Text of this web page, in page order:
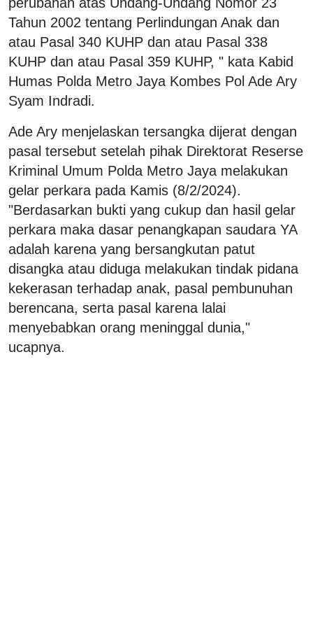
Tahun 2002 tentang Perlindungan Anak dan
atau Pasal 340 KUHP dan atau Pasal 338
KUHP dan atau Pasal 359 KUHP, " kata Kabid
Humas Polda Metro Jaya Kombes Pol Ade Ary
Syam Indradi.
Ade Ary menjelaskan tersangka dijerat dengan
pasal tersebut setelah pihak Direktorat Reserse
Kriminal Umum Polda Metro Jaya melakukan
gelar perkara pada Kamis (8/2/2024).
"Berdasarkan bukti yang cukup dan hasil gelar
perkara maka dasar penangkapan saudara YA
adalah karena yang bersangkutan patut
disangka atau diduga melakukan tindak pidana
kekerasan terhadap anak, pasal pembunuhan
berencana, serta pasal karena lalai
menyebabkan orang meninggal dunia,"
ucapnya.